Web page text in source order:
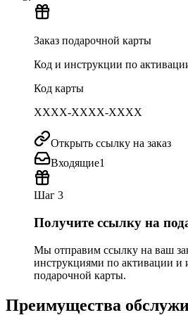
Заказ подарочной карты
Код и инструкции по
Код карты
XXXX-XXXX-XXXX
Открыть ссылку на заказ
Входящие1
Шаг 3
Получите ссылку на
Мы отправим ссылку на ваш
инструкциями по активации и
подарочной карты.
Преимущества